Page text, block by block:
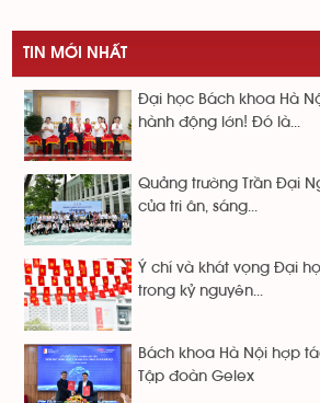
TIN MỚI NHẤT
Đại học Bách khoa Hà
hành động lớn! Đó là...
Quảng trường Trần Đại
của tri ân, sáng...
Ý chí và khát vọng Đại
trong kỷ nguyên...
Bách khoa Hà Nội hợp
Tập đoàn Gelex